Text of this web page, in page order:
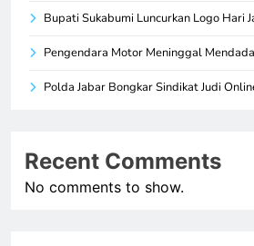
Bupati Sukabumi Luncurkan Logo Hari
Pengendara Motor Meninggal
Polda Jabar Bongkar Sindikat Judi
Recent Comments
No comments to show.